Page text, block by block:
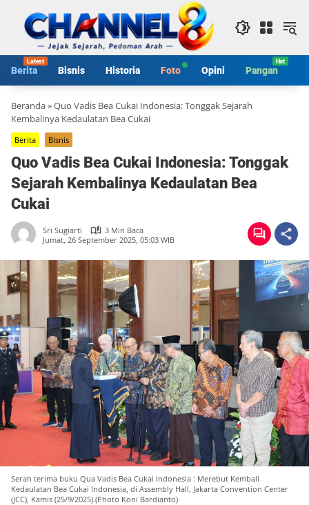
konten
Berita Bisnis Historia Foto Opini Pangan
Beranda»Quo Vadis Bea Cukai Indonesia: Tonggak Sejarah
Kembalinya Kedaulatan Bea Cukai
Berita Bisnis
Quo Vadis Bea Cukai Indonesia: Tonggak
Sejarah Kembalinya Kedaulatan Bea
Cukai
Sri Sugiarti
3 Min Baca
Jumat, 26 September 2025, 05:03 WIB
Serah terima buku Qua Vadis Bea Cukai Indonesia : Merebut Kembali
Kedaulatan Bea Cukai Indonesia, di Assembly Hall, Jakarta Convention Center
(JCC), Kamis (25/9/2025).(Photo Koni Bardianto)